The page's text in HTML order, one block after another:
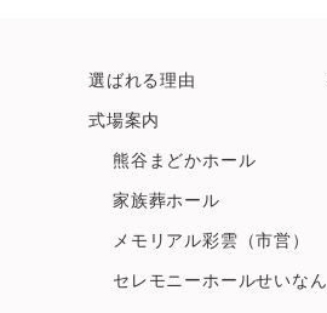
選ばれる理由
式場案内
熊谷まどかホール
家族葬ホール
メモリアル彩雲（市営）
セレモニーホールせいなん